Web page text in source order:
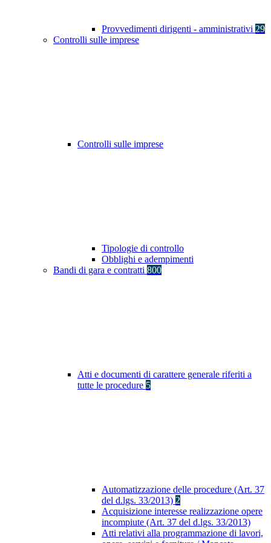
Provvedimenti dirigenti - amministrativi 29
Controlli sulle imprese
Controlli sulle imprese
Tipologie di controllo
Obblighi e adempimenti
Bandi di gara e contratti 800
Atti e documenti di carattere generale riferiti a
tutte le procedure 5
Automatizzazione delle procedure (Art. 37
del d.lgs. 33/2013) 2
Acquisizione interesse realizzazione opere
incompiute (Art. 37 del d.lgs. 33/2013)
Atti relativi alla programmazione di lavori,